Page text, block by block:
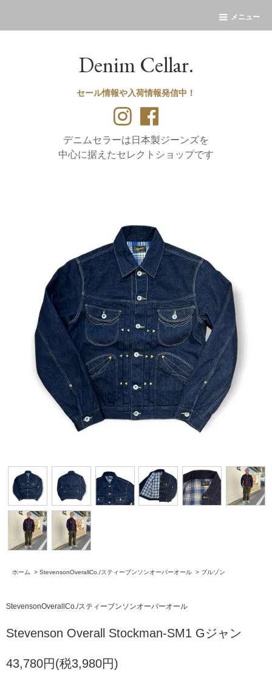
メニュー
Denim Cellar.
セール情報や入荷情報発信中！
デニムセラーは日本製ジーンズを
中心に据えたセレクトショップです
ホーム > StevensonOverallCo./スティーブンソンオーバーオール > ブルゾン
StevensonOverallCo./スティーブンソンオーバーオール
Stevenson Overall Stockman-SM1 Gジャン
43,780円(税3,980円)